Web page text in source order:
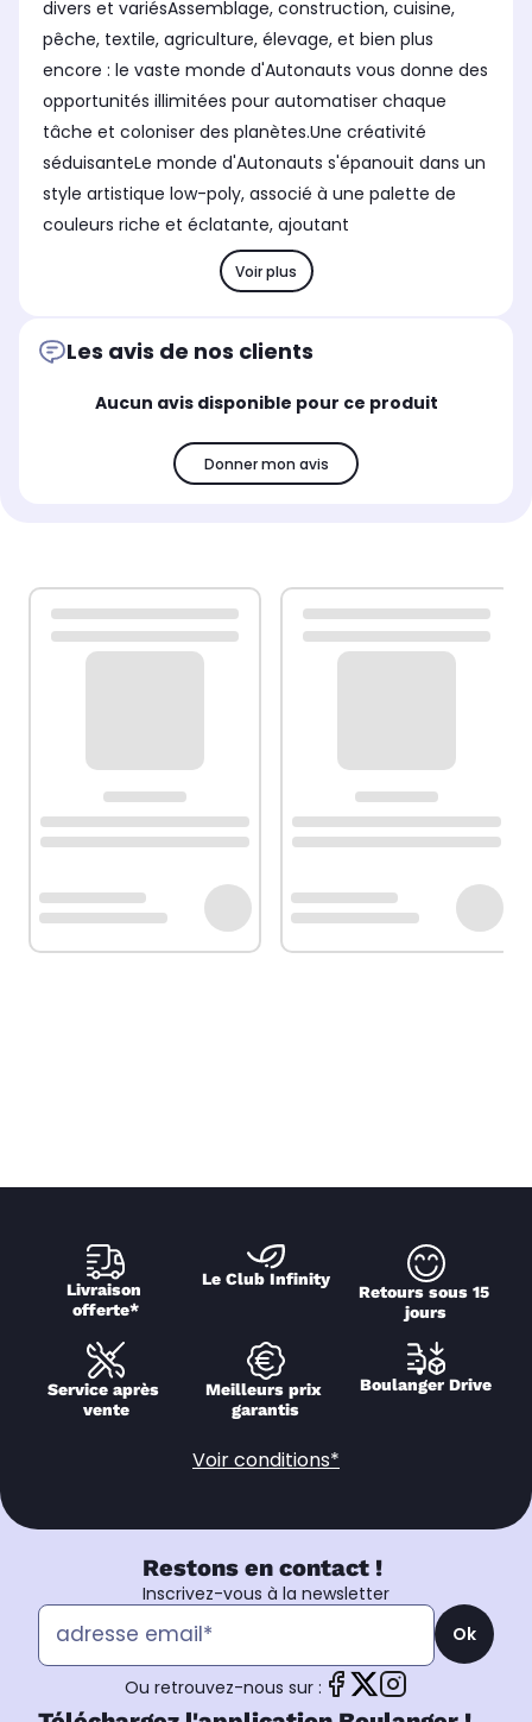
divers et variésAssemblage, construction, cuisine,
pêche, textile, agriculture, élevage, et bien plus
encore : le vaste monde d'Autonauts vous donne des
opportunités illimitées pour automatiser chaque
tâche et coloniser des planètes.Une créativité
séduisanteLe monde d'Autonauts s'épanouit dans un
style artistique low-poly, associé à une palette de
couleurs riche et éclatante, ajoutant
Voir plus
Les avis de nos clients
Aucun avis disponible pour ce produit
Donner mon avis
Livraison
offerte*
Le Club Infinity
Retours sous 15
jours
Service après
vente
Meilleurs prix
garantis
Boulanger Drive
Voir conditions*
Restons en contact !
Inscrivez-vous à la newsletter
Ok
Ou retrouvez-nous sur :